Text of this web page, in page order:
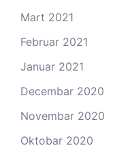
Mart 2021
Februar 2021
Januar 2021
Decembar 2020
Novembar 2020
Oktobar 2020